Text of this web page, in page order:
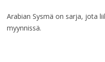
Arabian Sysmä on sarja, jota
myynnissä.